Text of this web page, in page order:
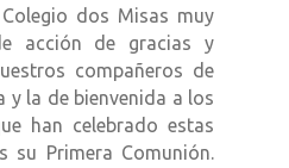
dos Misas muy
acción de gracias y
compañeros de
y la de bienvenida a los
han celebrado estas
su Primera Comunión.